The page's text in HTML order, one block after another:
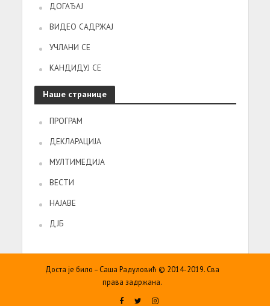
ДОГАЂАЈ
ВИДЕО САДРЖАЈ
УЧЛАНИ СЕ
КАНДИДУЈ СЕ
Наше странице
ПРОГРАМ
ДЕКЛАРАЦИЈА
МУЛТИМЕДИЈА
ВЕСТИ
НАЈАВЕ
ДЈБ
Доста је било – Саша Радуловић © 2014-2019. Сва
права задржана.